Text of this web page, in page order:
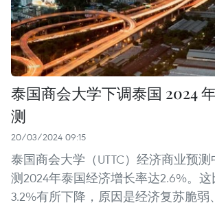
泰国商会大学下调泰国 2024
测
20/03/2024 09:15
泰国商会大学（UTTC）经济商业预测
测2024年泰国经济增长率达2.6%。
3.2%有所下降，原因是经济复苏脆弱